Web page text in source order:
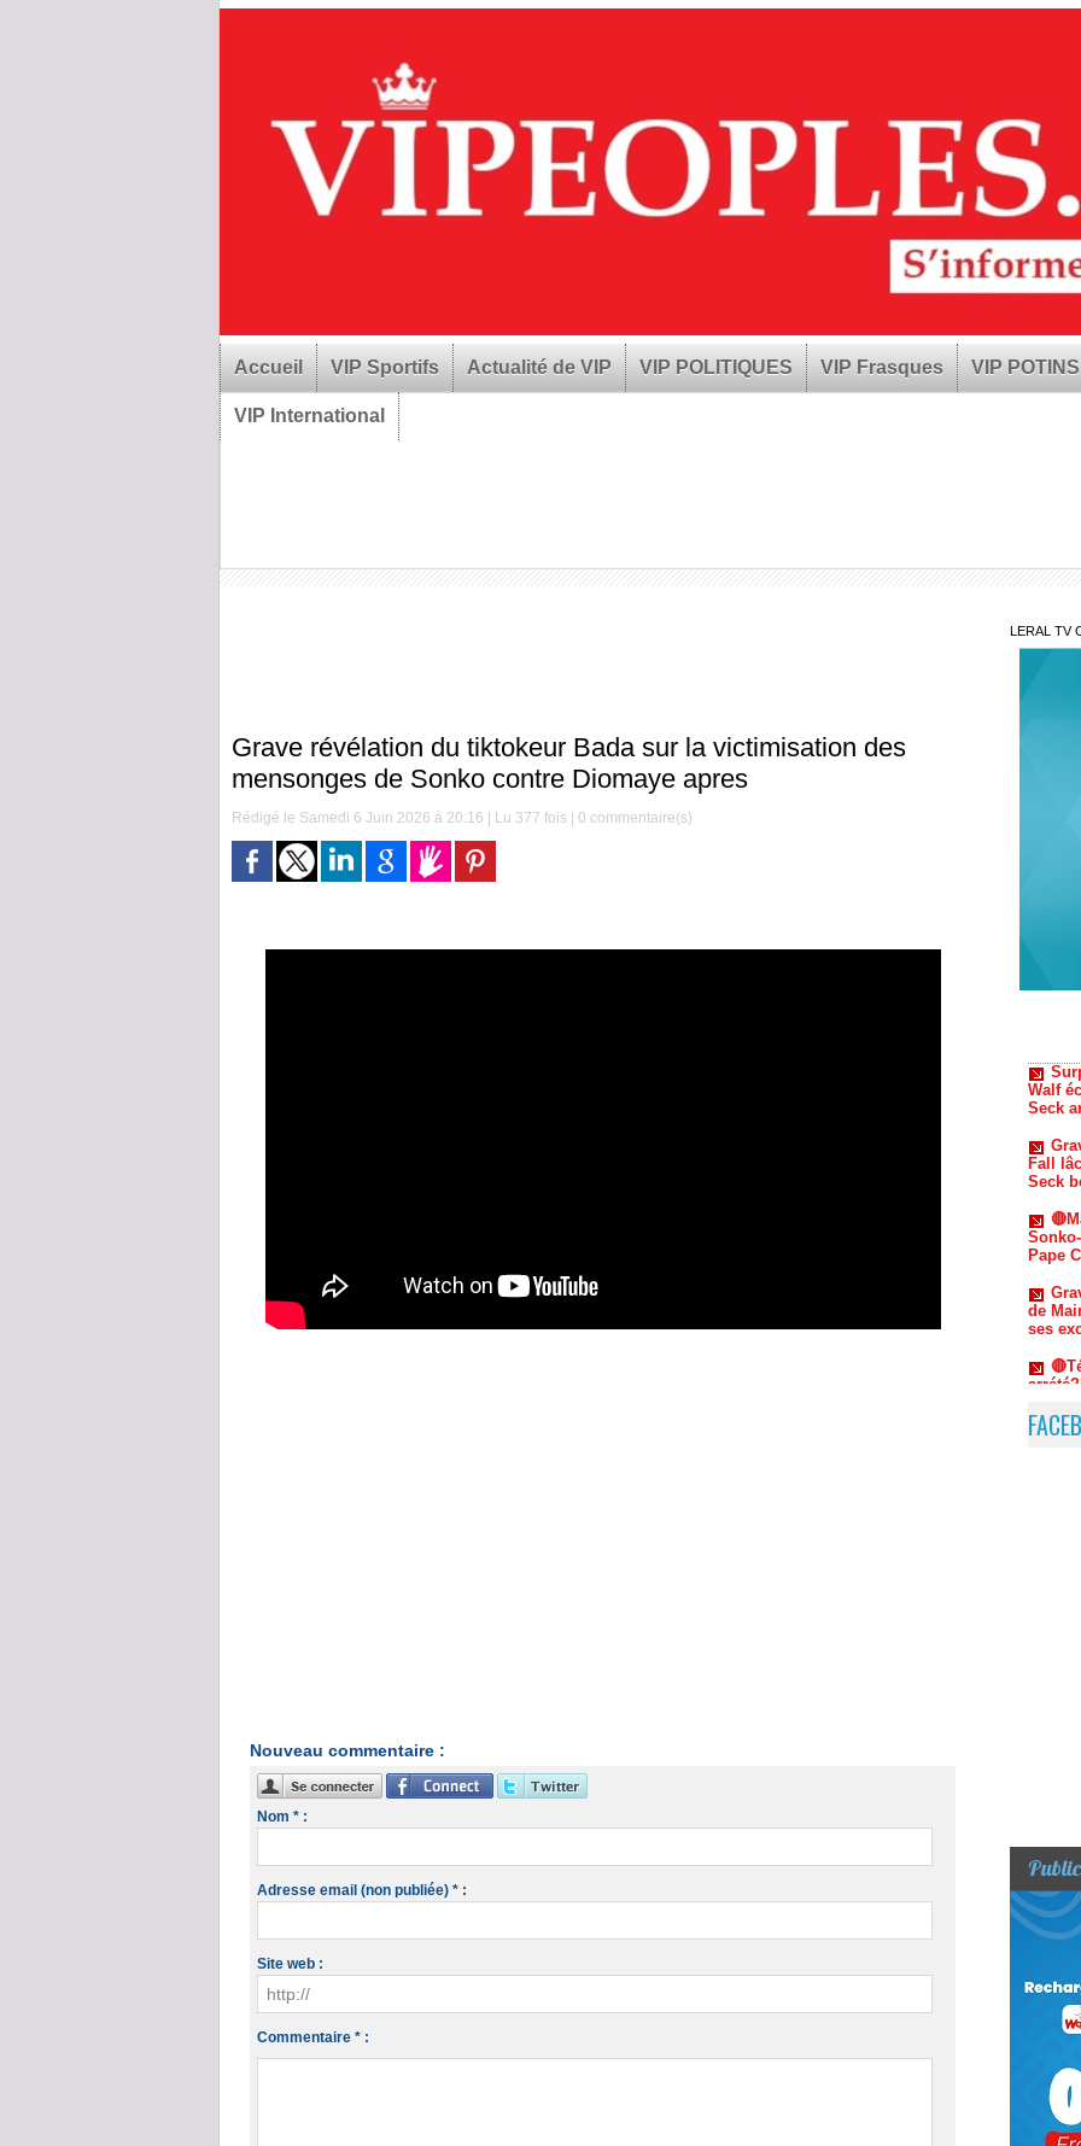
Accueil VIP Sportifs Actualité de VIP VIP POLITIQUES VIP Frasques VIP POTINS
VIP International
Grave révélation du tiktokeur Bada sur la victimisation des
mensonges de Sonko contre Diomaye apres
Rédigé le Samedi 6 Juin 2026 à 20:16 | Lu 377 fois | 0 commentaire(s)
Nouveau commentaire :
Nom * :
Adresse email (non publiée) * :
Site web :
Commentaire * :
LERAL TV
Fall
Seck
Pape
de
ses
ADF-